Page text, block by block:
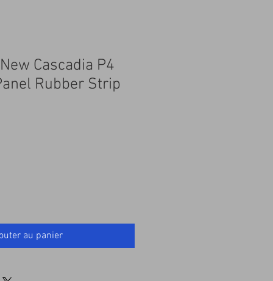
Cascadia P4
Rubber Strip
au panier